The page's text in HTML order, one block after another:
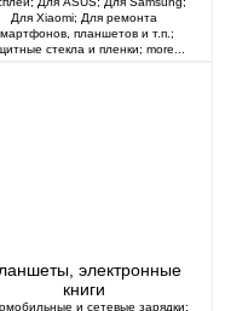
Для Xiaomi; Для ремонта
планшетов и т.п. ;
стекла и пленки; more...
электронные
книги
и сетевые зарядки;